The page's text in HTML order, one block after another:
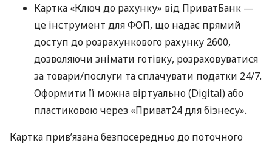
Картка «Ключ до рахунку» від ПриватБанк —
це інструмент для ФОП, що надає прямий
доступ до розрахункового рахунку 2600,
дозволяючи знімати готівку, розраховуватися
за товари/послуги та сплачувати податки 24/7.
Оформити її можна віртуально (Digital) або
пластиковою через «Приват24 для бізнесу».
Картка прив’язана безпосередньо до поточного